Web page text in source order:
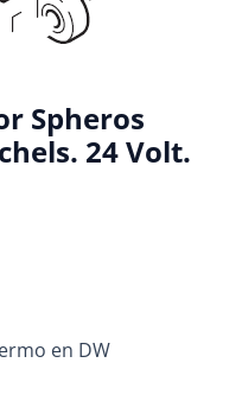
Spheros
24 Volt.
en DW